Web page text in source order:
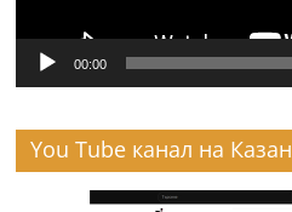
00:00
You Tube канал на